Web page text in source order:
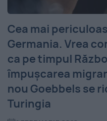
Cea mai
Germania. Vrea
ca pe timpul
împuşcarea
nou Goebbels se
Turingia